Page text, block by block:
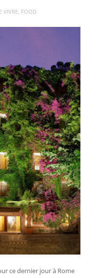
VIVRE, FOOD
ce dernier jour à Rome